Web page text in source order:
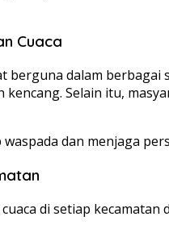
Cuaca
berguna dalam
Selain itu,
dan menjaga
di setiap kecamatan